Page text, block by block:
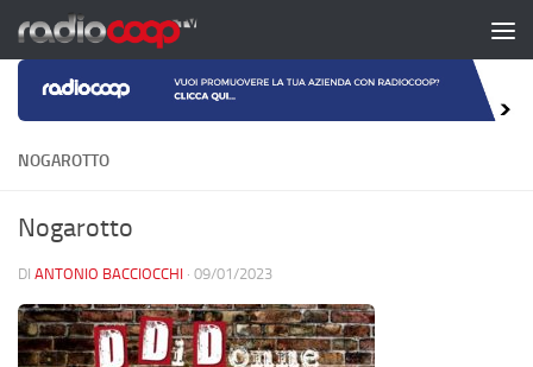
Salta al contenuto
NOGAROTTO
Nogarotto
DI ANTONIO BACCIOCCHI · 09/01/2023